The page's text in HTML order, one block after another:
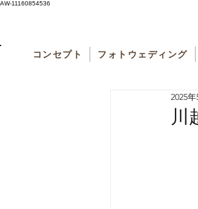
AW-11160854536
コンセプト フォトウェディング
2025